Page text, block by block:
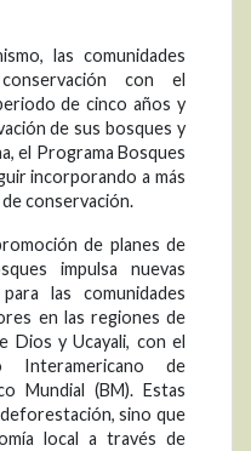
las comunidades
con el
de cinco años y
de sus bosques y
el Programa Bosques
incorporando a más
conservación.
de planes de
impulsa nuevas
las comunidades
en las regiones de
Dios y Ucayali, con el
Interamericano de
Mundial (BM). Estas
sino que
local a través de